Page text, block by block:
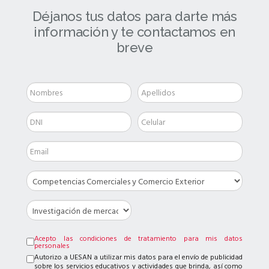
Déjanos tus datos para darte más
información y te contactamos en
breve
Acepto las condiciones de tratamiento para mis datos
personales
Autorizo a UESAN a utilizar mis datos para el envío de publicidad
sobre los servicios educativos y actividades que brinda, así como